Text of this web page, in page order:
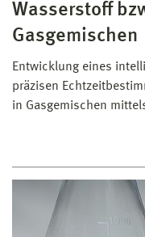
Wasserstoff
Gasgemischen
Entwicklung eines
präzisen
in Gasgemischen